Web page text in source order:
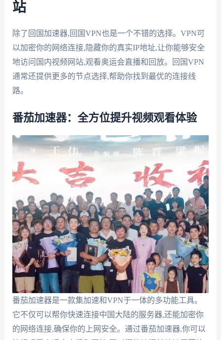
站
除了回国加速器,回国VPN也是一个不错的选择。VPN可
以加密你的网络连接,隐藏你的真实IP地址,让你能够安全
地访问国内视频网站,观看奥运会直播和回放。回国VPN
通常还提供更多的节点选择,帮助你找到最优的连接线
路。
番茄加速器：全方位提升视频观看体验
番茄加速器是一款集加速和VPN于一体的多功能工具。
它不仅可以帮你快速连接中国大陆的服务器,还能加密你
的网络连接,确保你的上网安全。通过番茄加速器,你可以